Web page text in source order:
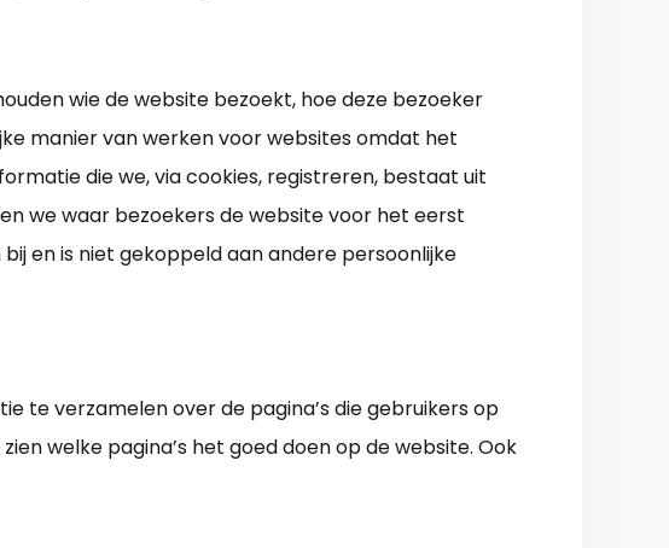
wie de website bezoekt, hoe deze bezoeker
manier van werken voor websites omdat het
die we, via cookies, registreren, bestaat uit
we waar bezoekers de website voor het eerst
en is niet gekoppeld aan andere persoonlijke
te verzamelen over de pagina’s die gebruikers op
welke pagina’s het goed doen op de website. Ook